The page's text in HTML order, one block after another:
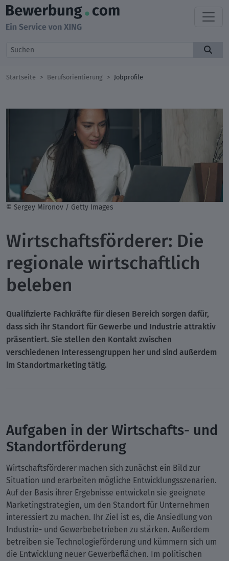
Startseite Berufsorientierung Jobprofile
© Sergey Mironov / Getty Images
Wirtschaftsförderer: Die
regionale wirtschaftlich
beleben
Qualifizierte Fachkräfte für diesen Bereich sorgen dafür,
dass sich ihr Standort für Gewerbe und Industrie attraktiv
präsentiert. Sie stellen den Kontakt zwischen
verschiedenen Interessengruppen her und sind außerdem
im Standortmarketing tätig.
Aufgaben in der Wirtschafts- und
Standortförderung
Wirtschaftsförderer machen sich zunächst ein Bild zur
Situation und erarbeiten mögliche Entwicklungsszenarien.
Auf der Basis ihrer Ergebnisse entwickeln sie geeignete
Marketingstrategien, um den Standort für Unternehmen
interessiert zu machen. Ihr Ziel ist es, die Ansiedlung von
Industrie- und Gewerbebetrieben zu stärken. Außerdem
betreiben sie Technologieförderung und kümmern sich um
die Entwicklung neuer Gewerbeflächen. Im politischen